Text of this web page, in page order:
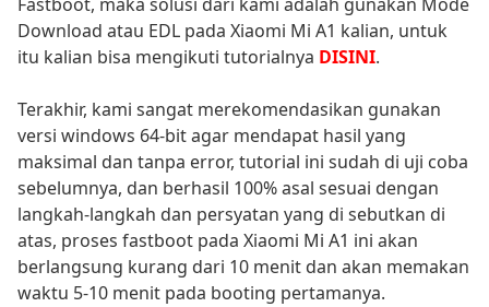
Download atau EDL pada Xiaomi Mi A1 kalian, untuk
itu kalian bisa mengikuti tutorialnya DISINI.
Terakhir, kami sangat merekomendasikan gunakan
versi windows 64-bit agar mendapat hasil yang
maksimal dan tanpa error, tutorial ini sudah di uji coba
sebelumnya, dan berhasil 100% asal sesuai dengan
langkah-langkah dan persyatan yang di sebutkan di
atas, proses fastboot pada Xiaomi Mi A1 ini akan
berlangsung kurang dari 10 menit dan akan memakan
waktu 5-10 menit pada booting pertamanya.